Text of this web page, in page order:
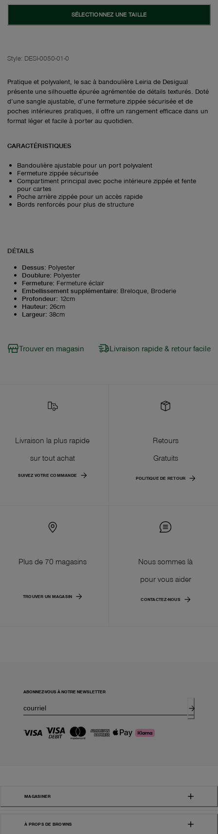
SÉLECTIONNEZ UNE TAILLE
Style: DESI-0050-01-0
Pratique et polyvalent, le sac à bandoulière Leiria de Desigual
présente une silhouette épurée agrémentée de détails texturés. Doté
d’une sangle ajustable, d’une fermeture zippée sécurisée et de
poches intérieures pratiques, il offre un rangement efficace dans un
format léger et facile à porter au quotidien.
CARACTÉRISTIQUES
Bandoulière ajustable pour un port polyvalent
Fermeture zippée sécurisée
Compartiment principal avec poche intérieure zippée et fente
pour cartes
Poche arrière zippée pour un accès rapide
Bords renforcés pour plus de structure
DÉTAILS
Dessus: Polyester
Doublure: Polyester
Fermeture: Fermeture éclair
Embellissement supplémentaire: Breloque, Broderie
Profondeur: 12cm
Hauteur: 26cm
Largeur: 38cm
Trouver en magasin Livraison rapide & retour facile
Livraison la plus rapide
sur tout achat
SUIVEZ VOTRE COMMANDE
Retours
Gratuits
POLITIQUE DE RETOUR
Plus de 70 magasins
TROUVER UN MAGASIN
Nous sommes là
pour vous aider
CONTACTEZ-NOUS
ABONNEZ-VOUS À NOTRE NEWSLETTER
MAGASINER
À PROPS DE BROWNS